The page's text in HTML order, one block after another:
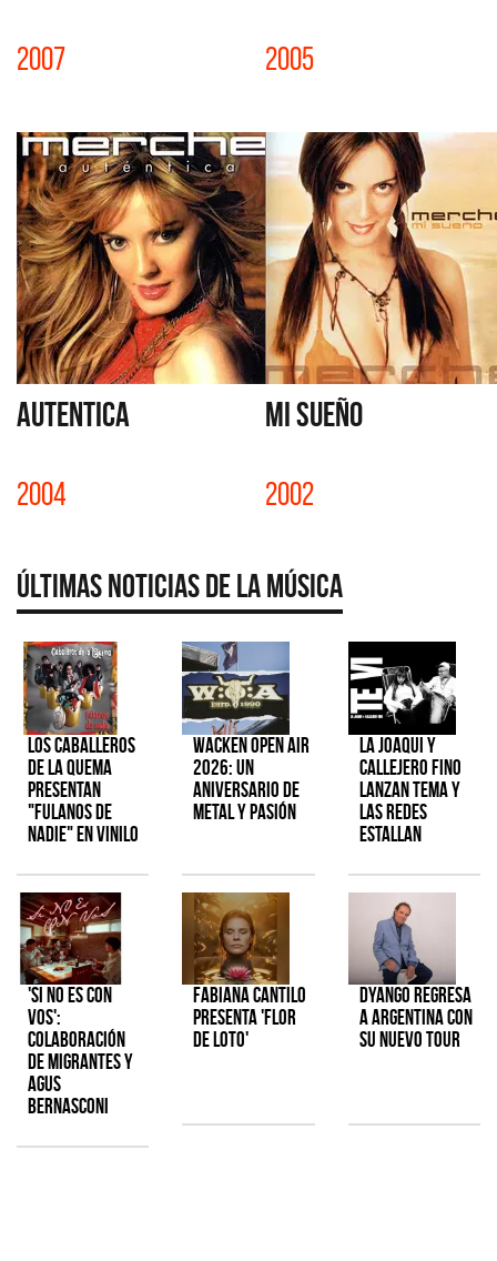
2007 2005
AUTENTICA
2004
MI SUEÑO
2002
Últimas Noticias de la Música
Los Caballeros
de la Quema
presentan
"Fulanos de
Nadie" en vinilo
Wacken Open Air
2026: Un
aniversario de
metal y pasión
La Joaqui y
Callejero Fino
lanzan tema y
las redes
estallan
'Si No Es Con
Vos':
colaboración
de Migrantes y
Agus
Bernasconi
Fabiana Cantilo
presenta 'Flor
de Loto'
Dyango regresa
a Argentina con
su nuevo tour